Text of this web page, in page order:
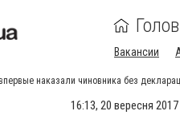
Вакансии
наказали чиновника без
16:13, 20 вересня 2017